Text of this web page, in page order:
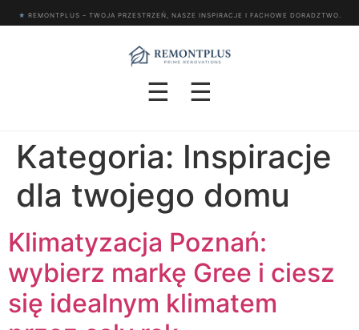
★ REMONTPLUS – TWOJA PRZESTRZEŃ, NASZE INSPIRACJE I FACHOWE DORADZTWO.
☰ ☰
Kategoria: Inspiracje
dla twojego domu
Klimatyzacja Poznań:
wybierz markę Gree i ciesz
się idealnym klimatem